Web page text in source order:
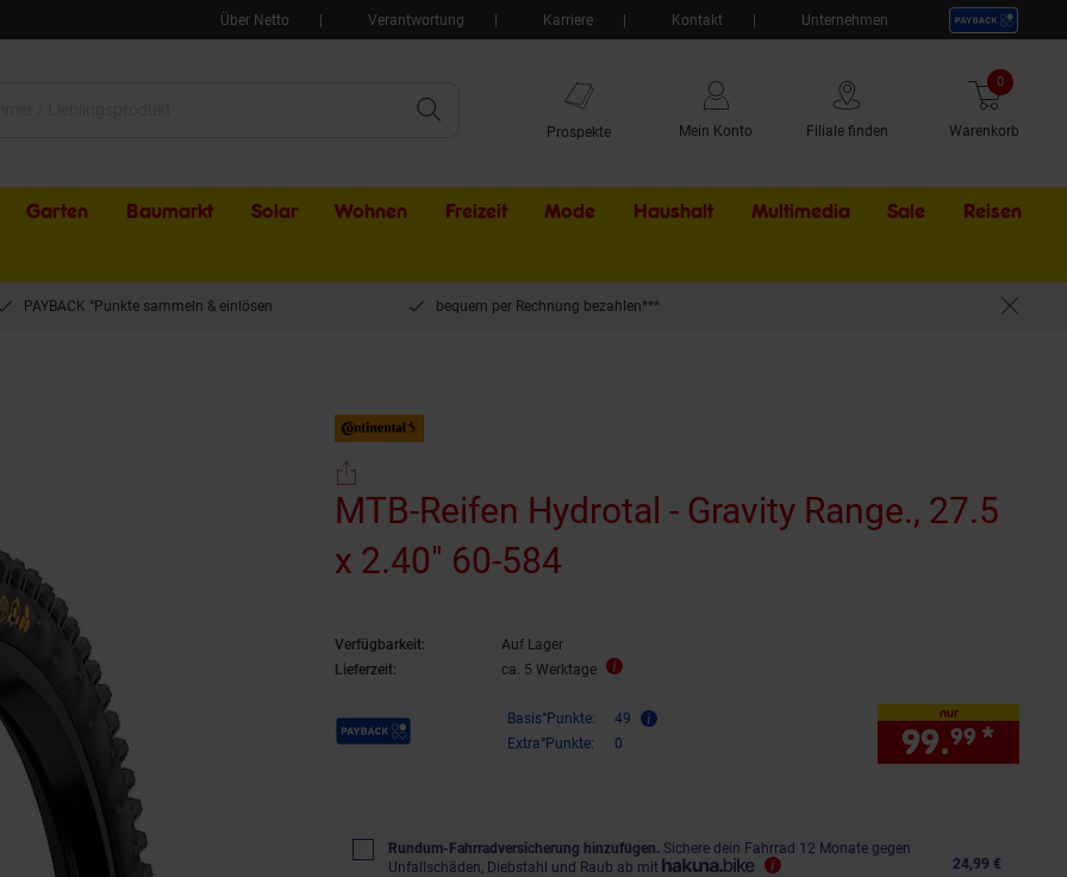
Über Netto Verantwortung Karriere Kontakt Unternehmen
Prospekte Mein Konto Filiale finden Warenkorb
0 Artikel
Garten Baumarkt Solar Wohnen Freizeit Mode Haushalt Multimedia Sale Externer
Reisen
PAYBACK °Punkte sammeln & einlösen bequem per Rechnung bezahlen***
MTB-Reifen Hydrotal - Gravity Range., 27.5
x 2.40" 60-584
Verfügbarkeit:
Auf Lager
Lieferzeit:
ca. 5 Werktage
Payback Punkte Basis°Punkte:
49
Extra°Punkte:
0
nur
99.99 *
Rundum-Fahrradversicherung hinzufügen. Sichere dein Fahrrad 12 Monate gegen
Unfallschäden, Diebstahl und Raub ab mit
24,99 €